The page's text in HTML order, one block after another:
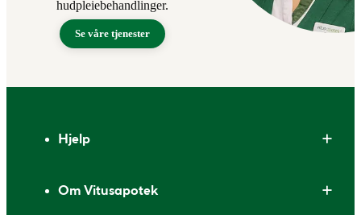
hudpleiebehandlinger.
Se våre tjenester
Hjelp
Om Vitusapotek